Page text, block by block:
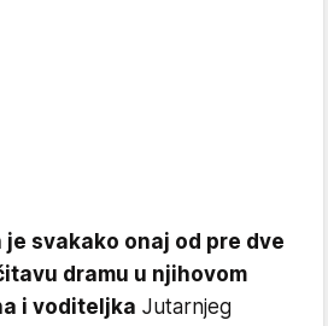
svakako onaj od pre dve
dramu u njihovom
i voditeljka Jutarnjeg